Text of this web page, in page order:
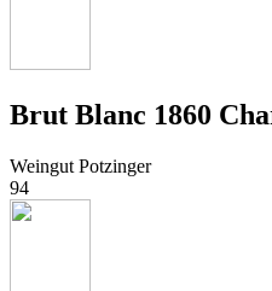
Brut Blanc 1860
Weingut Potzinger
94